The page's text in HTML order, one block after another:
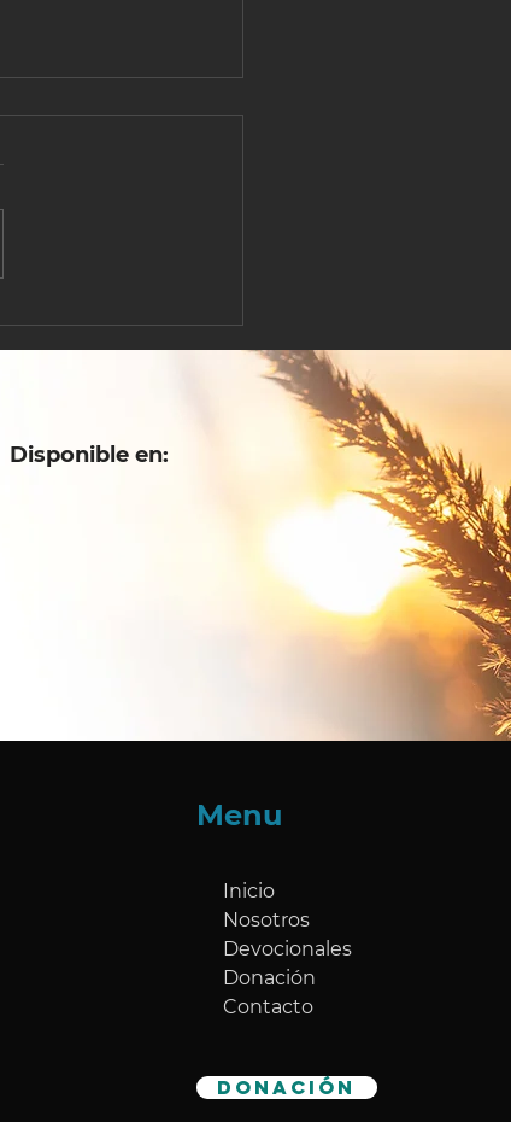
Disponible en:
Menu
Inicio
Nosotros
Devocionales
Donación
Contacto
DONACIÓN